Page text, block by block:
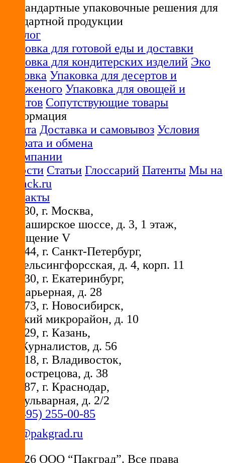
Нестандартные упаковочные решения для
стандартной продукции
Каталог
Упаковка для готовой еды и доставки
Упаковка для кондитерских изделий Эко
упаковка Упаковка для десертов и
мороженого Упаковка для овощей и
фруктов Сопутствующие товары
Информация
Оплата Доставка и самовывоз Условия
возврата и обмена
О компании
Новости Статьи Глоссарий Патенты Мы на
unipack.ru
Контакты
115230, г. Москва,
ул. Каширское шоссе, д. 3, 1 этаж,
помещение V
194044, г. Санкт-Петербург,
ул. Гельсингфорсская, д. 4, корп. 11
620030, г. Екатеринбург,
ул. Карьерная, д. 28
630073, г. Новосибирск,
Горский микрорайон, д. 10
420029, г. Казань,
ул. Журналистов, д. 56
690018, г. Владивосток,
ул. Вострецова, д. 38
350087, г. Краснодар,
ул. Бульварная, д. 2/2
+7 (495) 255-00-85
info@pakgrad.ru
© 2026 ООО “Пакград”. Все права